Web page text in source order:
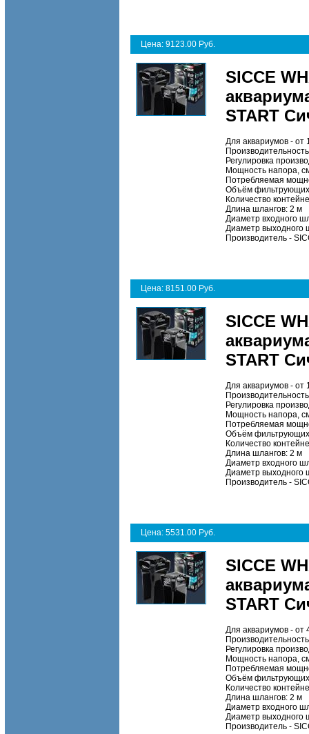
Цена: 9123.00 Руб.
SICCE
START
Для аквариумов - от
Регулировка
Мощность напора,
Потребляемая
Объём
Количество
Длина шлангов: 2 м
Диаметр входного
Диаметр выходного
Производитель -
Цена: 8151.00 Руб.
SICCE
START
Для аквариумов - от
Регулировка
Мощность напора,
Потребляемая
Объём
Количество
Длина шлангов: 2 м
Диаметр входного
Диаметр выходного
Производитель -
Цена: 5531.00 Руб.
SICCE
START
Для аквариумов - от
Регулировка
Мощность напора,
Потребляемая
Объём
Количество
Длина шлангов: 2 м
Диаметр входного
Диаметр выходного
Производитель -